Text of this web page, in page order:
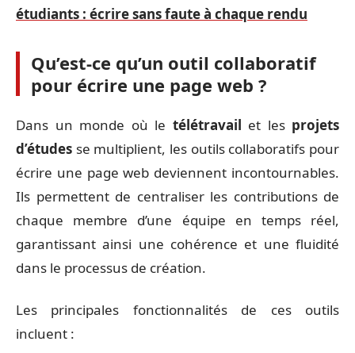
étudiants : écrire sans faute à chaque rendu
Qu’est-ce qu’un outil collaboratif
pour écrire une page web ?
Dans un monde où le télétravail et les projets
d’études se multiplient, les outils collaboratifs pour
écrire une page web deviennent incontournables.
Ils permettent de centraliser les contributions de
chaque membre d’une équipe en temps réel,
garantissant ainsi une cohérence et une fluidité
dans le processus de création.
Les principales fonctionnalités de ces outils
incluent :